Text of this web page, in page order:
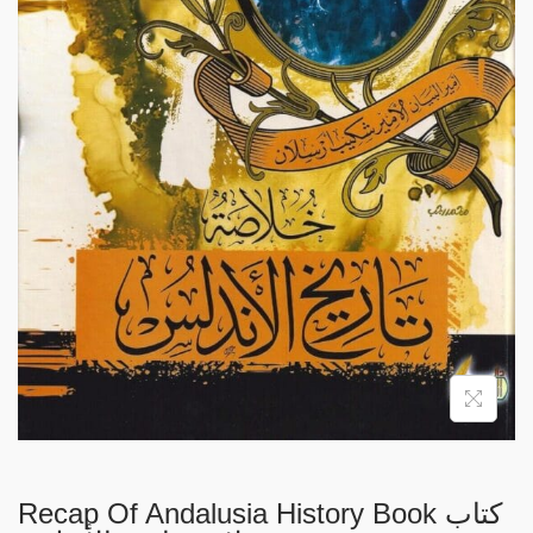
i
o
n
Recap Of Andalusia History Book كتاب